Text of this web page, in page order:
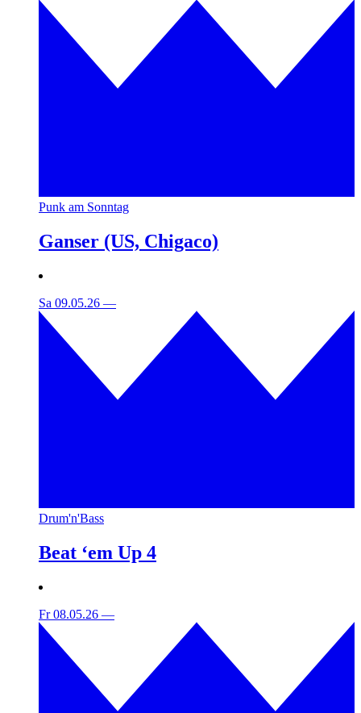
Punk am Sonntag
Ganser (US, Chigaco)
Sa 09.05.26 —
Drum'n'Bass
Beat ‘em Up 4
Fr 08.05.26 —